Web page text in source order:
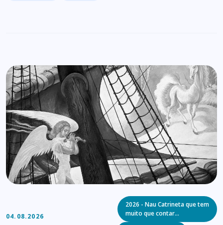
04.08.2026
Categories
2026 - Nau Catrineta que tem
muito que contar…